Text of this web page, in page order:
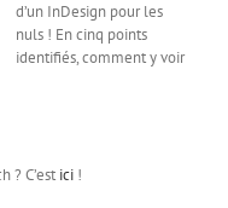
d’un InDesign pour les
nuls ! En cinq points
identifiés, comment y voir
? C’est ici !